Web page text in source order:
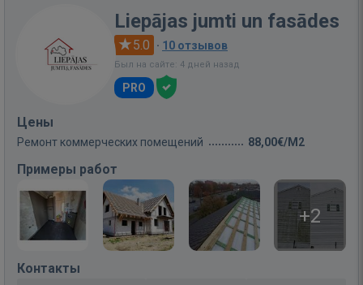
Liepājas jumti un fasādes
5.0 · 10 отзывов
Был на сайте: 4 дней назад
PRO
Цены
Ремонт коммерческих помещений 88,00€/M2
Примеры работ
+2
Контакты